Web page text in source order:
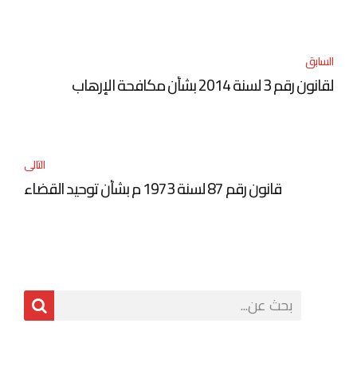
السابق
لقانون رقم 3 لسنة 2014 بشأن مكافحة الإرهاب
التالى
قانون رقم 87 لسنة 1973 م بشأن توحيد القضاء